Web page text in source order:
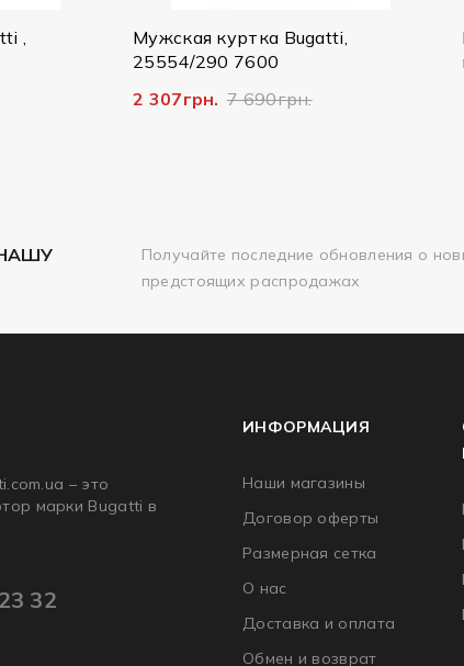
куртка Bugatti,
290 7600
7 690грн.
Мужская куртка
17 592грн.
21
Получайте последние обновления о
предстоящих распродажах
– это
марки Bugatti в
32
ИНФОРМАЦИЯ
Наши магазины
Договор оферты
Размерная сетка
О нас
Доставка и оплата
Обмен и возврат